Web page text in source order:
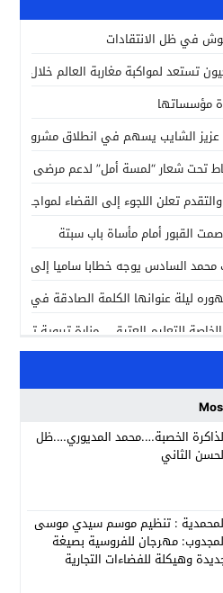
في ظل الانتقادات
تستعد لمواكبة مغاربة العالم خلال
مؤسساتها
عزيز الشايب يسهم في انطلاق مشروع
تحت شعار “لمسة أمل” لدعم مرضى
تعلن اللجوء إلى القضاء لمواجهة
القبور أمام مأساة باب سبتة
محمد السادس يوجه خطابا ساميا إلى
ليلة عنوانها الكلمة الصادقة في
للتعليم العتيق… منارة تربوية تجمع
عنوان لقاء جمع وفد من جمعية
“حزب الفساد وقياداته انتهى
تارودانت: مسار قضائي راسخ ورؤية
ترقية جديدة في الحركة القضائية
يؤسس منظمتي شباب ونساء الصحراء
الخصبة….محمد المديوري….ظل
الثاني
: تنظيم موسم سيدي موسى
مهرجان للفروسية بصيغة
وهيكلة للفضاءات التجارية